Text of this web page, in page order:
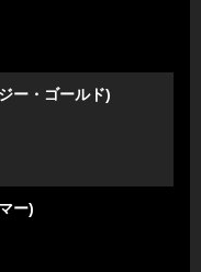
ー・ゴールド)
ー)